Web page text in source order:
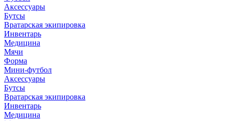
Аксессуары
Бутсы
Вратарская экипировка
Инвентарь
Медицина
Мячи
Форма
Мини-футбол
Аксессуары
Бутсы
Вратарская экипировка
Инвентарь
Медицина